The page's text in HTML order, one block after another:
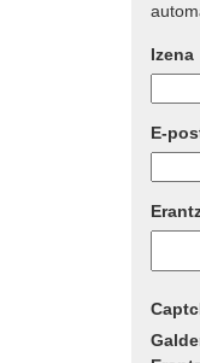
Izena
E-